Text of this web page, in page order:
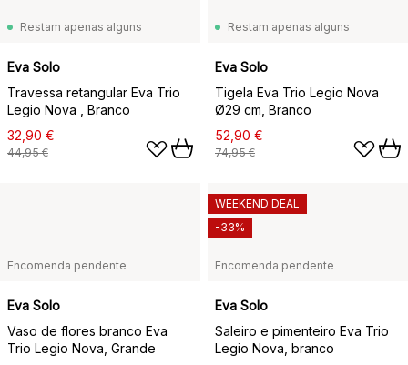
Restam apenas alguns
Eva Solo
Travessa retangular Eva Trio
Legio Nova , Branco
32,90 €
44,95 €
Restam apenas alguns
Eva Solo
Tigela Eva Trio Legio Nova
Ø29 cm, Branco
52,90 €
74,95 €
Encomenda pendente
Eva Solo
Vaso de flores branco Eva
Trio Legio Nova, Grande
Encomenda pendente
Eva Solo
Saleiro e pimenteiro Eva Trio
Legio Nova, branco
WEEKEND DEAL
-33%